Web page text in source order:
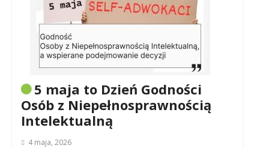
5 maja to Dzień Godności
Osób z Niepełnosprawnością
Intelektualną
4 maja, 2026